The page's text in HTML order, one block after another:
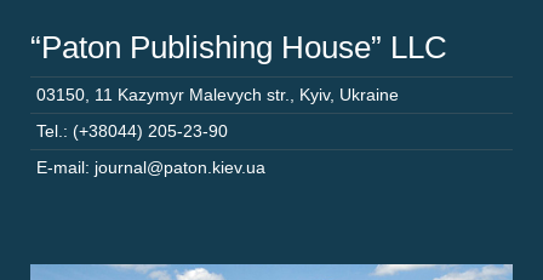
“Paton Publishing House” LLC
03150 11 Kazymyr Malevych str. Kyiv, Ukraine
Tel.: (+38044) 205-23-90
E-mail: journal@paton.kiev.ua